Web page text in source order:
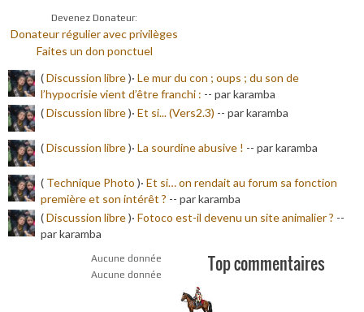
Devenez Donateur:
Donateur régulier avec privilèges
Faites un don ponctuel
(Discussion libre)· Le mur du con ; oups ; du son de
l’hypocrisie vient d’être franchi : -- par karamba
(Discussion libre)· Et si... (Vers2.3) -- par karamba
(Discussion libre)· La sourdine abusive ! -- par karamba
( Technique Photo )· Et si… on rendait au forum sa fonction
première et son intérêt ? -- par karamba
(Discussion libre)· Fotoco est-il devenu un site animalier ? --
par karamba
Aucune donnée
Aucune donnée
Top commentaires